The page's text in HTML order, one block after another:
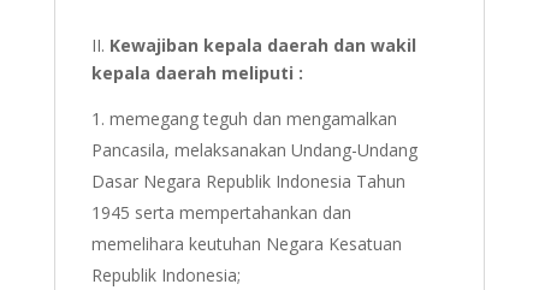
II. Kewajiban kepala daerah dan wakil
kepala daerah meliputi :
memegang teguh dan mengamalkan
Pancasila, melaksanakan Undang-Undang
Dasar Negara Republik Indonesia Tahun
1945 serta mempertahankan dan
memelihara keutuhan Negara Kesatuan
Republik Indonesia;